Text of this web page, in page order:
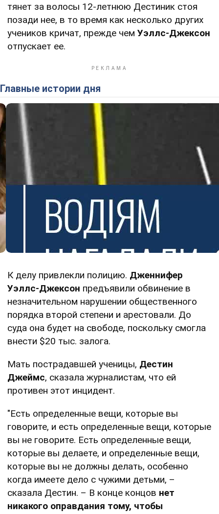
тянет за волосы 12-летнюю Дестиник стоя
позади нее, в то время как несколько других
учеников кричат, прежде чем Уэллс-Джексон
отпускает ее.
Главные истории дня
К делу привлекли полицию. Дженнифер
Уэллс-Джексон предъявили обвинение в
незначительном нарушении общественного
порядка второй степени и арестовали. До
суда она будет на свободе, поскольку смогла
внести $20 тыс. залога.
Мать пострадавшей ученицы, Дестин
Джеймс, сказала журналистам, что ей
противен этот инцидент.
"Есть определенные вещи, которые вы
говорите, и есть определенные вещи, которые
вы не говорите. Есть определенные вещи,
которые вы делаете, и определенные вещи,
которые вы не должны делать, особенно
когда имеете дело с чужими детьми, –
сказала Дестин. – В конце концов нет
никакого оправдания тому, чтобы